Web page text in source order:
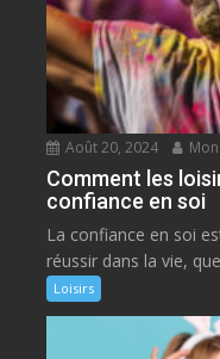
Août 20, 2024
Comment les
confiance en soi
La confiance en soi
réussir dans la vie,
Loisirs